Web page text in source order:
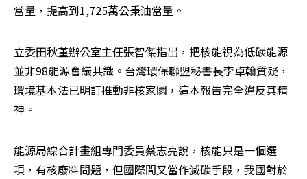
當量，提高到1,725萬公秉油當量。
立委田秋堇辦公室主任張智傑指出，把核能視為低碳能源
並非98能源會議共識。台灣環保聯盟秘書長李卓翰質疑，
環境基本法已明訂推動非核家園，這本報告完全違反其精
神。
能源局綜合計畫組專門委員蔡志亮說，核能只是一個選
項，有核廢料問題，但國際間又當作減碳手段，我國對於